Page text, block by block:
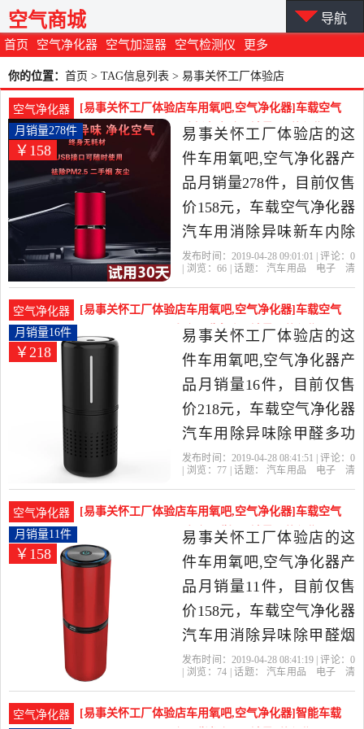
首页 空气净化器 空气加湿器 空气检测仪 更多
空气商城 导航
你的位置： 首页 > TAG信息列表 > 易事关怀工厂体验店
空气净化器
[易事关怀工厂体验店车用氧吧,空气净化器]车载空气
净化器汽车用消除异味新车内除月销量278件仅售158
元
￥158
月销量278件
易事关怀工厂体验店的这
件车用氧吧,空气净化器产
品月销量278件，目前仅售
价158元，车载空气净化器
汽车用消除异味新车内除
甲醛烟味多功能负离子
厂体验店精选汽车用品,电
子,清洗,改装当中性价比很
高的车用氧吧,空气净化
器，由浙江 宁波发货。
发布时间：2019-04-28 09:01:01 | 评论： 0
| 浏览：66 | 话题： 汽车用品 电子
清
空气净化器
[易事关怀工厂体验店车用氧吧,空气净化器]车载空气
净化器汽车用除异味除甲醛多功月销量16件仅售218
元
￥218
月销量16件
易事关怀工厂体验店的这
件车用氧吧,空气净化器产
品月销量16件，目前仅售
价218元，车载空气净化器
汽车用除异味除甲醛多功
能负离子香薰精油加湿包
体验店精选汽车用品,电子,
清洗,改装当中性价比很高
的车用氧吧,空气净化器，
由浙江 宁波发货。
发布时间：2019-04-28 08:41:51 | 评论： 0
| 浏览： 77 | 话题： 汽车用品 电子
清
空气净化器
[易事关怀工厂体验店车用氧吧,空气净化器]车载空气
净化器汽车用消除异味除甲醛烟月销量11件仅售158
元
￥158
月销量11件
易事关怀工厂体验店的这
件车用氧吧,空气净化器产
品月销量11件，目前仅售
价158元，车载空气净化器
汽车用消除异味除甲醛烟
味多功能负离子氧吧USB
验店精选汽车用品,电子,清
发布时间：2019-04-28 08:41:19 | 评论： 0
| 浏览： 74 | 话题： 汽车用品 电子
清
空气净化器
[易事关怀工厂体验店车用氧吧,空气净化器]智能车载